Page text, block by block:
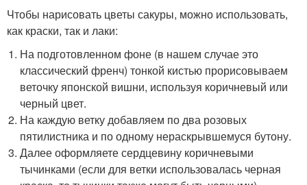
Чтобы нарисовать цветы сакуры, можно использовать,
как краски, так и лаки:
На подготовленном фоне (в нашем случае это
классический френч) тонкой кистью прорисовываем
веточку японской вишни, используя коричневый или
черный цвет.
На каждую ветку добавляем по два розовых
пятилистника и по одному нераскрывшемуся бутону.
Далее оформляете сердцевину коричневыми
тычинками (если для ветки использовалась черная